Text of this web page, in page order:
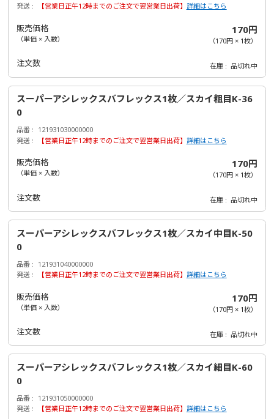
発送
【営業日正午12時までのご注文で翌営業日出荷】 詳細はこちら
販売価格
（単価 × 入数）
170円
（170円× 1枚）
注文数 在庫 品切れ中
スーパーアシレックスバフレックス1枚／スカイ粗目K-36
0
品番
121931030000000
発送
【営業日正午12時までのご注文で翌営業日出荷】 詳細はこちら
販売価格
（単価 × 入数）
170円
（170円× 1枚）
注文数 在庫 品切れ中
スーパーアシレックスバフレックス1枚／スカイ中目K-50
0
品番
121931040000000
発送
【営業日正午12時までのご注文で翌営業日出荷】 詳細はこちら
販売価格
（単価 × 入数）
170円
（170円× 1枚）
注文数 在庫 品切れ中
スーパーアシレックスバフレックス1枚／スカイ細目K-60
0
品番
121931050000000
発送
【営業日正午12時までのご注文で翌営業日出荷】 詳細はこちら